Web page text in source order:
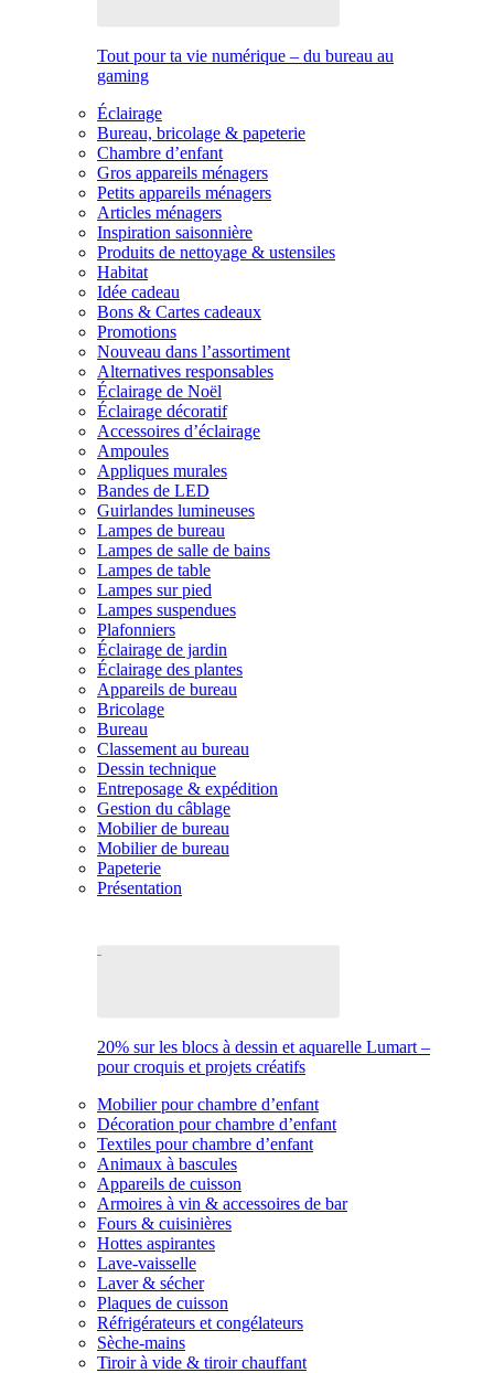
Tout pour ta vie numérique – du bureau au
gaming
Éclairage
Bureau, bricolage & papeterie
Chambre d’enfant
Gros appareils ménagers
Petits appareils ménagers
Articles ménagers
Inspiration saisonnière
Produits de nettoyage & ustensiles
Habitat
Idée cadeau
Bons & Cartes cadeaux
Promotions
Nouveau dans l’assortiment
Alternatives responsables
Éclairage de Noël
Éclairage décoratif
Accessoires d’éclairage
Ampoules
Appliques murales
Bandes de LED
Guirlandes lumineuses
Lampes de bureau
Lampes de salle de bains
Lampes de table
Lampes sur pied
Lampes suspendues
Plafonniers
Éclairage de jardin
Éclairage des plantes
Appareils de bureau
Bricolage
Bureau
Classement au bureau
Dessin technique
Entreposage & expédition
Gestion du câblage
Mobilier de bureau
Mobilier de bureau
Papeterie
Présentation
20% sur les blocs à dessin et aquarelle Lumart –
pour croquis et projets créatifs
Mobilier pour chambre d’enfant
Décoration pour chambre d’enfant
Textiles pour chambre d’enfant
Animaux à bascules
Appareils de cuisson
Armoires à vin & accessoires de bar
Fours & cuisinières
Hottes aspirantes
Lave-vaisselle
Laver & sécher
Plaques de cuisson
Réfrigérateurs et congélateurs
Sèche-mains
Tiroir à vide & tiroir chauffant